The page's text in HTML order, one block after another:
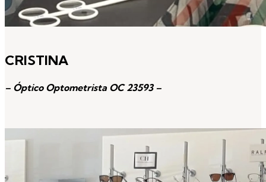
CRISTINA
– Óptico Optometrista OC23593 –